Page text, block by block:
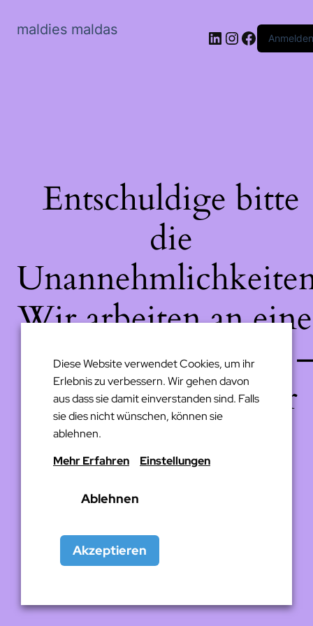
maldies maldas LinkedIn
Instagram
Anmelden
Entschuldige bitte
die
Wir arbeiten an
großartigen Sache
schau bald wieder
Diese Website verwendet Cookies, um ihr
Erlebnis zu verbessern. Wir gehen davon
aus dass sie damit einverstanden sind. Falls
sie dies nicht wünschen, können sie
ablehnen.
Mehr Erfahren
Einstellungen
Ablehnen
Akzeptieren